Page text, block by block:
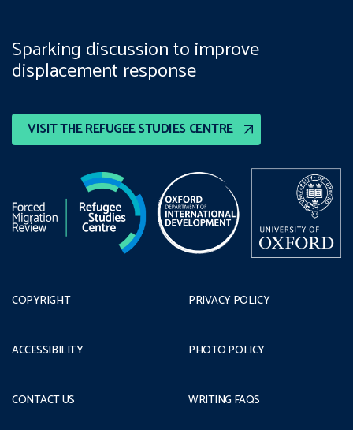
VISIT THE REFUGEE STUDIES CENTRE
Sparking discussion to improve
displacement response
COPYRIGHT
ACCESSIBILITY
CONTACT US
PRIVACY POLICY
PHOTO POLICY
WRITING FAQS